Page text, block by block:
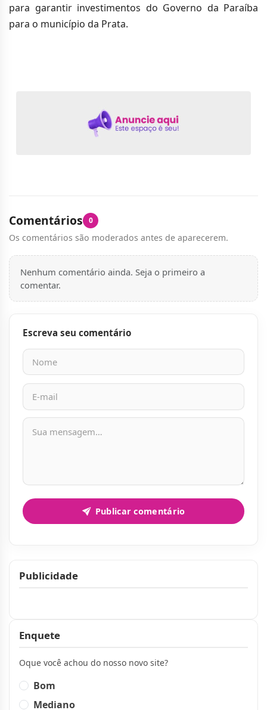
para garantir investimentos do Governo da Paraíba
para o município da Prata.
Comentários 0
Os comentários são moderados antes de aparecerem.
Nenhum comentário ainda. Seja o primeiro a
comentar.
Escreva seu comentário
Nome
E-mail
Mensagem
Publicar comentário
Publicidade
Enquete
Oque você achou do nosso novo site?
Bom
Mediano